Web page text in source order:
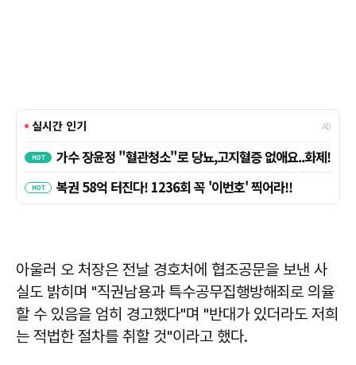
아울러 오 처장은 전날 경호처에 협조공문을 보낸 사
실도 밝히며 "직권남용과 특수공무집행방해죄로 의율
할 수 있음을 엄히 경고했다"며 "반대가 있더라도 저희
는 적법한 절차를 취할 것"이라고 했다.